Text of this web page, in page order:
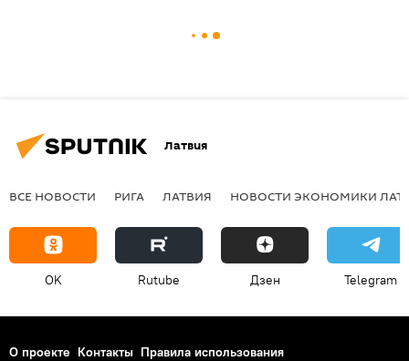
Латвия
ВСЕ НОВОСТИ РИГА ЛАТВИЯ НОВОСТИ ЭКОНОМИКИ
OK Rutube Дзен Telegram
О проекте Контакты Правила использования